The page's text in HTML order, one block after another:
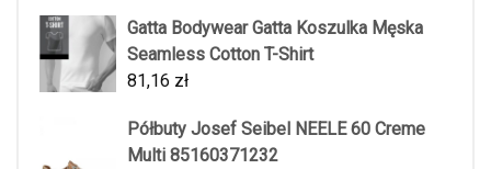
Gatta Bodywear Gatta Koszulka Męska
Seamless Cotton T-Shirt
81,16 zł
Półbuty Josef Seibel NEELE 60 Creme
Multi 85160371232